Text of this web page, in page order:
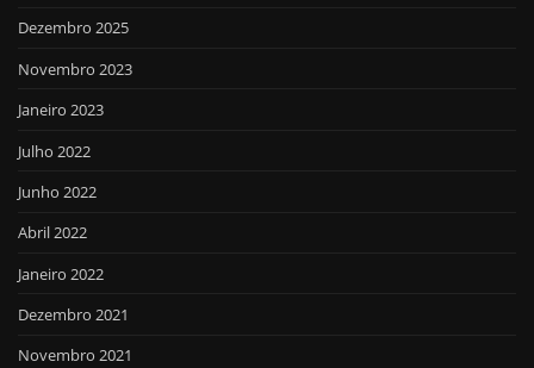
Dezembro 2025
Novembro 2023
Janeiro 2023
Julho 2022
Junho 2022
Abril 2022
Janeiro 2022
Dezembro 2021
Novembro 2021